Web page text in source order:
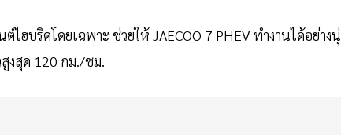
ฮบริดโดยเฉพาะ ช่วยให้ JAECOO 7 PHEV ทำงานได้อย่าง
งสุด 120 กม./ชม.